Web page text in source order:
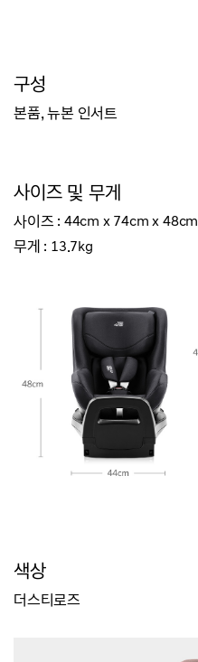
구성
본품, 뉴본 인서트
사이즈 및 무게
사이즈 : 44cm x 74cm x 48cm
무게 : 13.7kg
색상
더스티로즈